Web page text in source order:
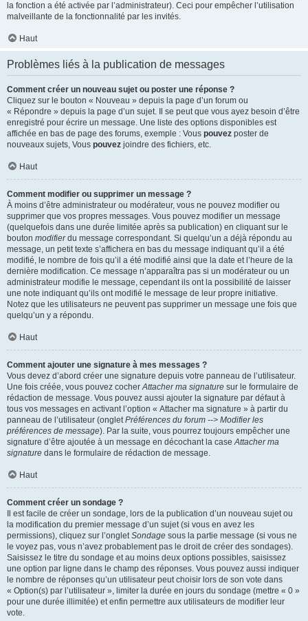
la fonction a été activée par l’administrateur). Ceci pour empêcher l’utilisation
malveillante de la fonctionnalité par les invités.
Haut
Problèmes liés à la publication de messages
Comment créer un nouveau sujet ou poster une réponse ?
Cliquez sur le bouton « Nouveau » depuis la page d’un forum ou
« Répondre » depuis la page d’un sujet. Il se peut que vous ayez besoin d’être
enregistré pour écrire un message. Une liste des options disponibles est
affichée en bas de page des forums, exemple : Vous pouvez poster de
nouveaux sujets, Vous pouvez joindre des fichiers, etc.
Haut
Comment modifier ou supprimer un message ?
À moins d’être administrateur ou modérateur, vous ne pouvez modifier ou
supprimer que vos propres messages. Vous pouvez modifier un message
(quelquefois dans une durée limitée après sa publication) en cliquant sur le
bouton modifierdu message correspondant. Si quelqu’un a déjà répondu au
message, un petit texte s’affichera en bas du message indiquant qu’il a été
modifié, le nombre de fois qu’il a été modifié ainsi que la date et l’heure de la
dernière modification. Ce message n’apparaîtra pas si un modérateur ou un
administrateur modifie le message, cependant ils ont la possibilité de laisser
une note indiquant qu’ils ont modifié le message de leur propre initiative.
Notez que les utilisateurs ne peuvent pas supprimer un message une fois que
quelqu’un y a répondu.
Haut
Comment ajouter une signature à mes messages ?
Vous devez d’abord créer une signature depuis votre panneau de l’utilisateur.
Une fois créée, vous pouvez cocherAttacher ma signature sur le formulaire de
rédaction de message. Vous pouvez aussi ajouter la signature par défaut à
tous vos messages en activant l’option « Attacher ma signature » à partir du
panneau de l’utilisateur (ongletPréférences du forum --> Modifier les
préférences de message). Par la suite, vous pourrez toujours empêcher une
signature d’être ajoutée à un message en décochant la caseAttacher ma
signature dans le formulaire de rédaction de message.
Haut
Comment créer un sondage ?
Il est facile de créer un sondage, lors de la publication d’un nouveau sujet ou
la modification du premier message d’un sujet (si vous en avez les
permissions), cliquez sur l’ongletSondage sous la partie message (si vous ne
le voyez pas, vous n’avez probablement pas le droit de créer des sondages).
Saisissez le titre du sondage et au moins deux options possibles, saisissez
une option par ligne dans le champ des réponses. Vous pouvez aussi indiquer
le nombre de réponses qu’un utilisateur peut choisir lors de son vote dans
« Option(s) par l’utilisateur », limiter la durée en jours du sondage (mettre « 0 »
pour une durée illimitée) et enfin permettre aux utilisateurs de modifier leur
vote.